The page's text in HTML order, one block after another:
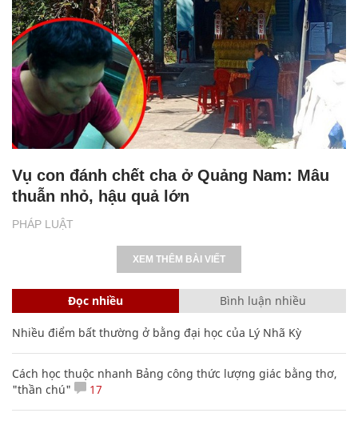
PHÁP LUẬT
Vụ con đánh chết cha ở Quảng Nam: Mâu
thuẫn nhỏ, hậu quả lớn
XEM THÊM BÀI VIẾT
Đọc nhiều Bình luận nhiều
Nhiều điểm bất thường ở bằng đại học của Lý Nhã Kỳ
Cách học thuộc nhanh Bảng công thức lượng giác bằng thơ,
"thần chú"
17